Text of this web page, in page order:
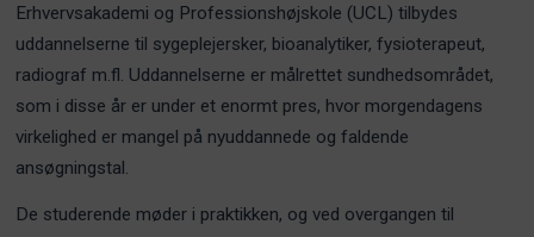
Erhvervsakademi og Professionshøjskole (UCL) tilbydes
uddannelserne til sygeplejersker, bioanalytiker, fysioterapeut,
radiograf m.fl. Uddannelserne er målrettet sundhedsområdet,
som i disse år er under et enormt pres, hvor morgendagens
virkelighed er mangel på nyuddannede og faldende
ansøgningstal.
De studerende møder i praktikken, og ved overgangen til